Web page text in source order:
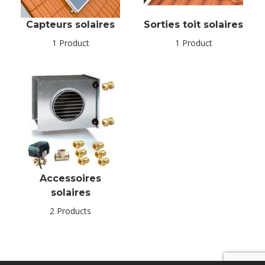
Capteurs solaires
1 Product
Sorties toit solaires
1 Product
Accessoires
solaires
2 Products